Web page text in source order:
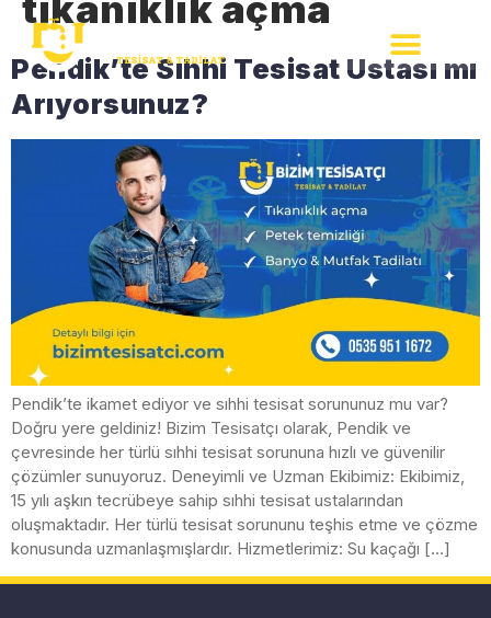
Pendik’te Sıhhi Tesisat Ustası mı
Arıyorsunuz?
Pendik’te ikamet ediyor ve sıhhi tesisat sorununuz mu var?
Doğru yere geldiniz! Bizim Tesisatçı olarak, Pendik ve
çevresinde her türlü sıhhi tesisat sorununa hızlı ve güvenilir
çözümler sunuyoruz. Deneyimli ve Uzman Ekibimiz: Ekibimiz,
15 yılı aşkın tecrübeye sahip sıhhi tesisat ustalarından
oluşmaktadır. Her türlü tesisat sorununu teşhis etme ve çözme
konusunda uzmanlaşmışlardır. Hizmetlerimiz: Su kaçağı […]